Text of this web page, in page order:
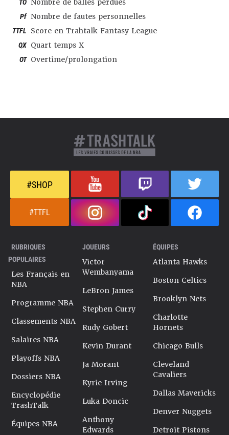
Nombre de balles perdues
Pf Nombre de fautes personnelles
TTFL Score en Trahtalk Fantasy League
QX Quart temps X
OT Overtime/prolongation
#SHOP
#TTFL
RUBRIQUES
POPULAIRES
Les Français en
NBA
Programme NBA
Classements NBA
Salaires NBA
Playoffs NBA
Dossiers NBA
Encyclopédie
TrashTalk
Équipes NBA
JOUEURS
Victor
Wembanyama
LeBron James
Stephen Curry
Rudy Gobert
Kevin Durant
Ja Morant
Kyrie Irving
Luka Doncic
Anthony
Edwards
ÉQUIPES
Atlanta Hawks
Boston Celtics
Brooklyn Nets
Charlotte
Hornets
Chicago Bulls
Cleveland
Cavaliers
Dallas Mavericks
Denver Nuggets
Detroit Pistons